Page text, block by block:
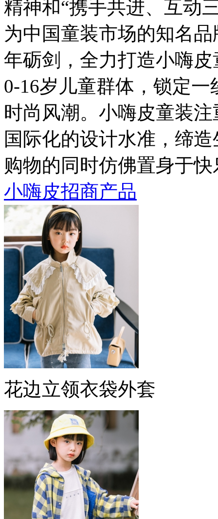
精神和“携手共进、互动
为中国童装市场的知名
年砺剑，全力打造小嗨
0-16岁儿童群体，锁定
时尚风潮。小嗨皮童装
国际化的设计水准，缔
购物的同时仿佛置身于
小嗨皮招商产品
花边立领衣袋外套